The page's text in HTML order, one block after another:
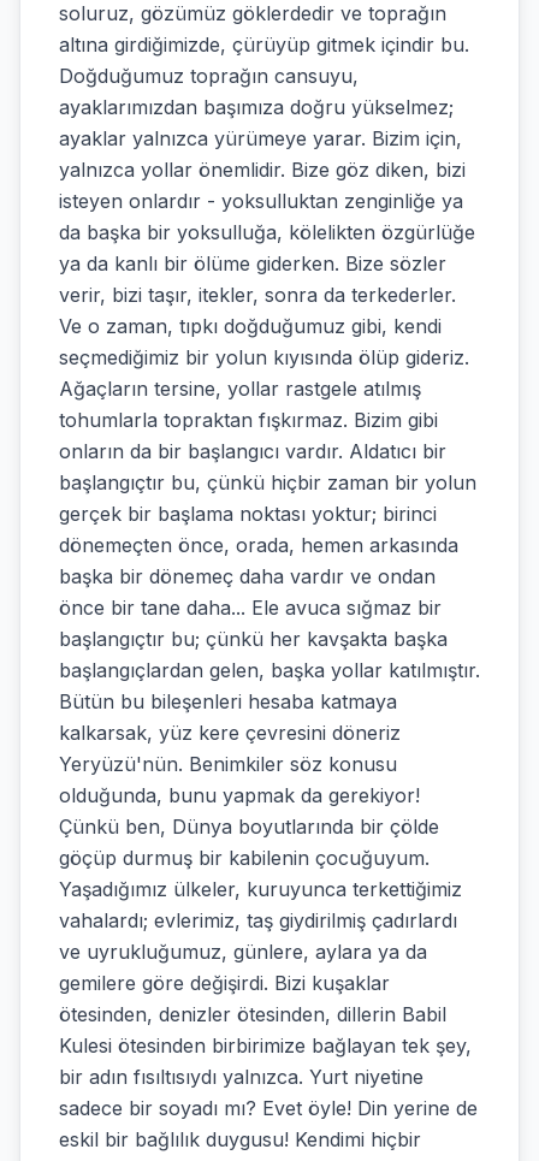
soluruz, gözümüz göklerdedir ve toprağın
altına girdiğimizde, çürüyüp gitmek içindir bu.
Doğduğumuz toprağın cansuyu,
ayaklarımızdan başımıza doğru yükselmez;
ayaklar yalnızca yürümeye yarar. Bizim için,
yalnızca yollar önemlidir. Bize göz diken, bizi
isteyen onlardır - yoksulluktan zenginliğe ya
da başka bir yoksulluğa, kölelikten özgürlüğe
ya da kanlı bir ölüme giderken. Bize sözler
verir, bizi taşır, itekler, sonra da terkederler.
Ve o zaman, tıpkı doğduğumuz gibi, kendi
seçmediğimiz bir yolun kıyısında ölüp gideriz.
Ağaçların tersine, yollar rastgele atılmış
tohumlarla topraktan fışkırmaz. Bizim gibi
onların da bir başlangıcı vardır. Aldatıcı bir
başlangıçtır bu, çünkü hiçbir zaman bir yolun
gerçek bir başlama noktası yoktur; birinci
dönemeçten önce, orada, hemen arkasında
başka bir dönemeç daha vardır ve ondan
önce bir tane daha... Ele avuca sığmaz bir
başlangıçtır bu; çünkü her kavşakta başka
başlangıçlardan gelen, başka yollar katılmıştır.
Bütün bu bileşenleri hesaba katmaya
kalkarsak, yüz kere çevresini döneriz
Yeryüzü'nün. Benimkiler söz konusu
olduğunda, bunu yapmak da gerekiyor!
Çünkü ben, Dünya boyutlarında bir çölde
göçüp durmuş bir kabilenin çocuğuyum.
Yaşadığımız ülkeler, kuruyunca terkettiğimiz
vahalardı; evlerimiz, taş giydirilmiş çadırlardı
ve uyrukluğumuz, günlere, aylara ya da
gemilere göre değişirdi. Bizi kuşaklar
ötesinden, denizler ötesinden, dillerin Babil
Kulesi ötesinden birbirimize bağlayan tek şey,
bir adın fısıltısıydı yalnızca. Yurt niyetine
sadece bir soyadı mı? Evet öyle! Din yerine de
eskil bir bağlılık duygusu! Kendimi hiçbir